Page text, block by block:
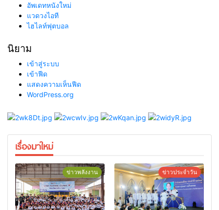
อัพเดทหนังใหม่
แวดวงไอที
ไฮไลท์ฟุตบอล
นิยาม
เข้าสู่ระบบ
เข้าฟีด
แสดงความเห็นฟีด
WordPress.org
เรื่องมาใหม่
ข่าวพลังงาน ข่าวประจำวัน